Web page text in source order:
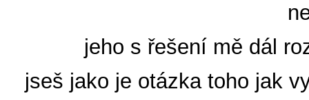
jeho s řešení mě dál
jseš jako je otázka toho jak